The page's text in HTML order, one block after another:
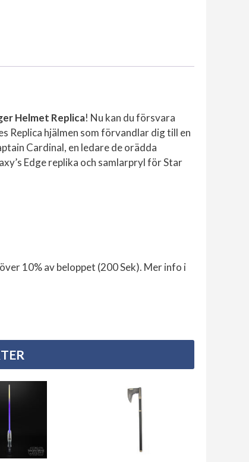
Helmet Replica! Nu kan du försvara
Replica hjälmen som förvandlar dig till en
Cardinal, en ledare de orädda
Edge replika och samlarpryl för Star
10% av beloppet (200 Sek). Mer info i